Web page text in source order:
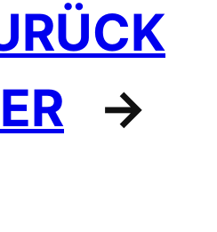
→